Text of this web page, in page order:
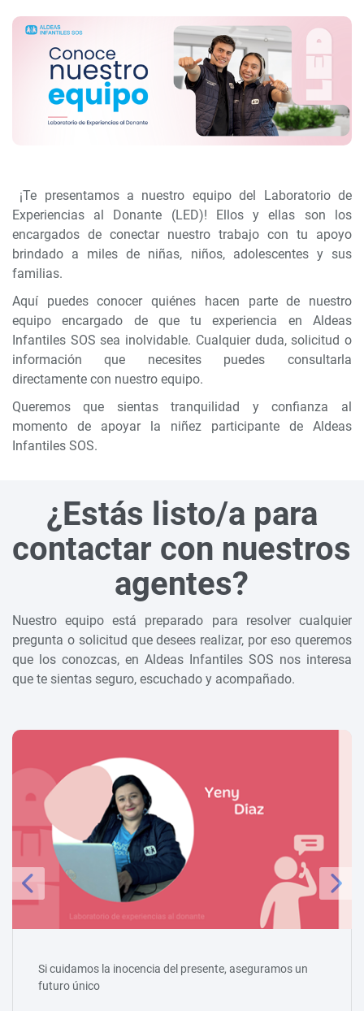
¡Te presentamos a nuestro equipo del Laboratorio de
Experiencias al Donante (LED)! Ellos y ellas son los
encargados de conectar nuestro trabajo con tu apoyo
brindado a miles de niñas, niños, adolescentes y sus
familias.
Aquí puedes conocer quiénes hacen parte de nuestro
equipo encargado de que tu experiencia en Aldeas
Infantiles SOS sea inolvidable. Cualquier duda, solicitud o
información que necesites puedes consultarla
directamente con nuestro equipo.
Queremos que sientas tranquilidad y confianza al
momento de apoyar la niñez participante de Aldeas
Infantiles SOS.
¿Estás listo/a para
contactar con nuestros
agentes?
Nuestro equipo está preparado para resolver cualquier
pregunta o solicitud que desees realizar, por eso queremos
que los conozcas, en Aldeas Infantiles SOS nos interesa
que te sientas seguro, escuchado y acompañado.
Si cuidamos la inocencia del presente, aseguramos un
futuro único